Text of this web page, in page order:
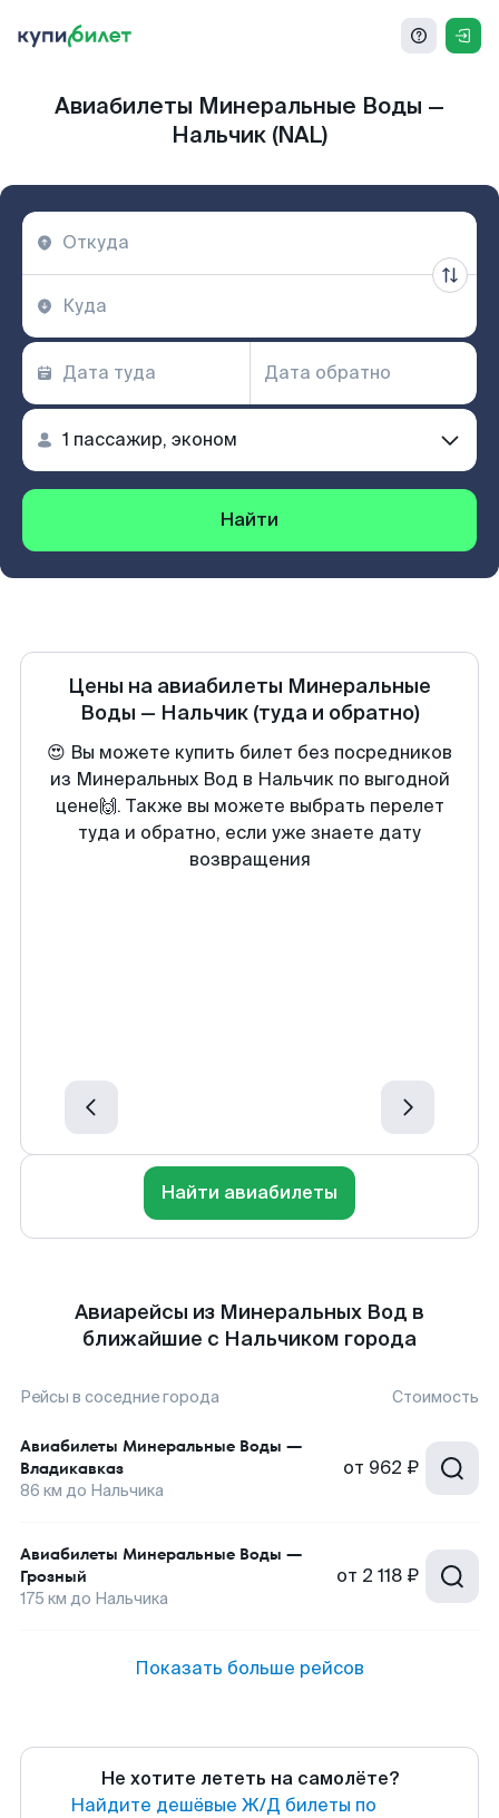
Авиабилеты Минеральные Воды —
Нальчик (NAL)
Найти
Цены на авиабилеты Минеральные
Воды — Нальчик (туда и обратно)
😍 Вы можете купить билет без посредников
из Минеральных Вод в Нальчик по выгодной
цене🙌. Также вы можете выбрать перелет
туда и обратно, если уже знаете дату
возвращения
Найти авиабилеты
Авиарейсы из Минеральных Вод в
ближайшие с Нальчиком города
Рейсы в соседние города Стоимость
Авиабилеты Минеральные Воды —
Владикавказ
86 км до Нальчика
от 962 ₽
Авиабилеты Минеральные Воды —
Грозный
175 км до Нальчика
от 2 118 ₽
Показать больше рейсов
Не хотите лететь на самолёте?
Найдите дешёвые Ж/Д билеты по